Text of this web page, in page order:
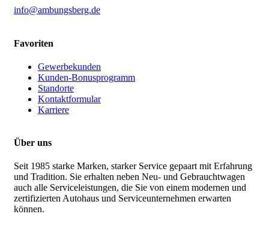
info@ambungsberg.de
Favoriten
Gewerbekunden
Kunden-Bonusprogramm
Standorte
Kontaktformular
Karriere
Über uns
Seit 1985 starke Marken, starker Service gepaart mit Erfahrung
und Tradition. Sie erhalten neben Neu- und Gebrauchtwagen
auch alle Serviceleistungen, die Sie von einem modernen und
zertifizierten Autohaus und Serviceunternehmen erwarten
können.